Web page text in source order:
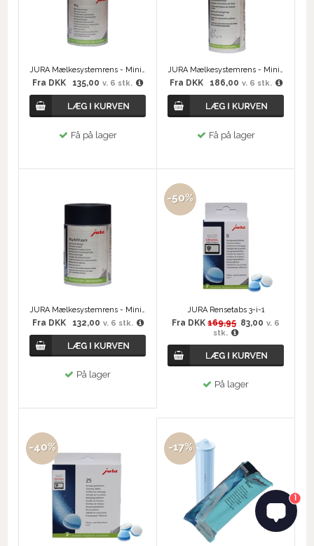
JURA Mælkesystemrens - Mini Tabs 90 gram
Fra DKK 135,00 v. 6 stk.
Få på lager
JURA Mælkesystemrens - Mini Tabs genopfyldning 180 gram
Fra DKK 186,00 v. 6 stk.
Få på lager
JURA Mælkesystemrens - Mini Tabs genopfyldning 90 gram
Fra DKK 132,00 v. 6 stk.
På lager
-50%
JURA Rensetabs 3-i-1
Fra DKK 169,95 83,00 v. 6
stk.
På lager
-40% -17%
1